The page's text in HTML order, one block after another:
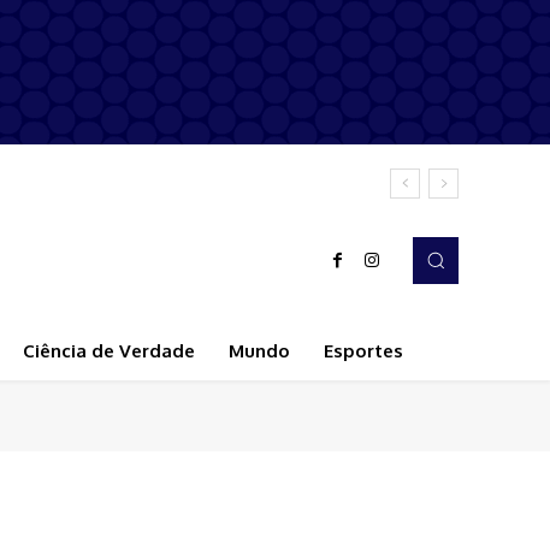
Ciência de Verdade Mundo Esportes